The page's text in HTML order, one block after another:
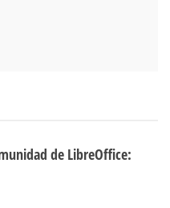
de LibreOffice: